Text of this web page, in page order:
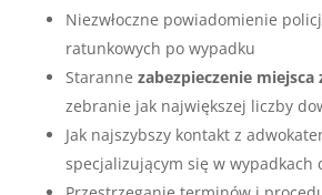
Niezwłoczne powiadomienie
ratunkowych po wypadku
Staranne zabezpieczenie miejsca
zebranie jak największej liczby
Jak najszybszy kontakt z
specjalizującym się w wypadkach